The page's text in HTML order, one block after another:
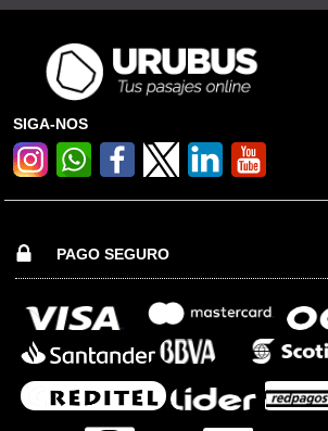
SIGA-NOS
PAGO SEGURO